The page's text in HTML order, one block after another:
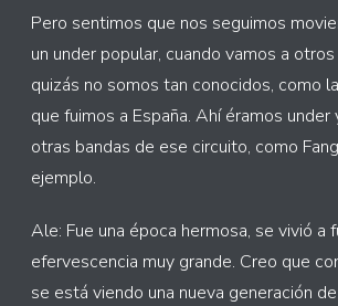
Pero sentimos que nos seguimos
un under popular, cuando vamos a
quizás no somos tan conocidos, como
que fuimos a España. Ahí éramos under
otras bandas de ese circuito, como
ejemplo.
Ale: Fue una época hermosa, se vivió a
efervescencia muy grande. Creo que
se está viendo una nueva generación